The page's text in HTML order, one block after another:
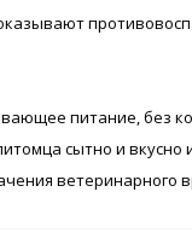
питание, без
сытно и вкусно и
ветеринарного